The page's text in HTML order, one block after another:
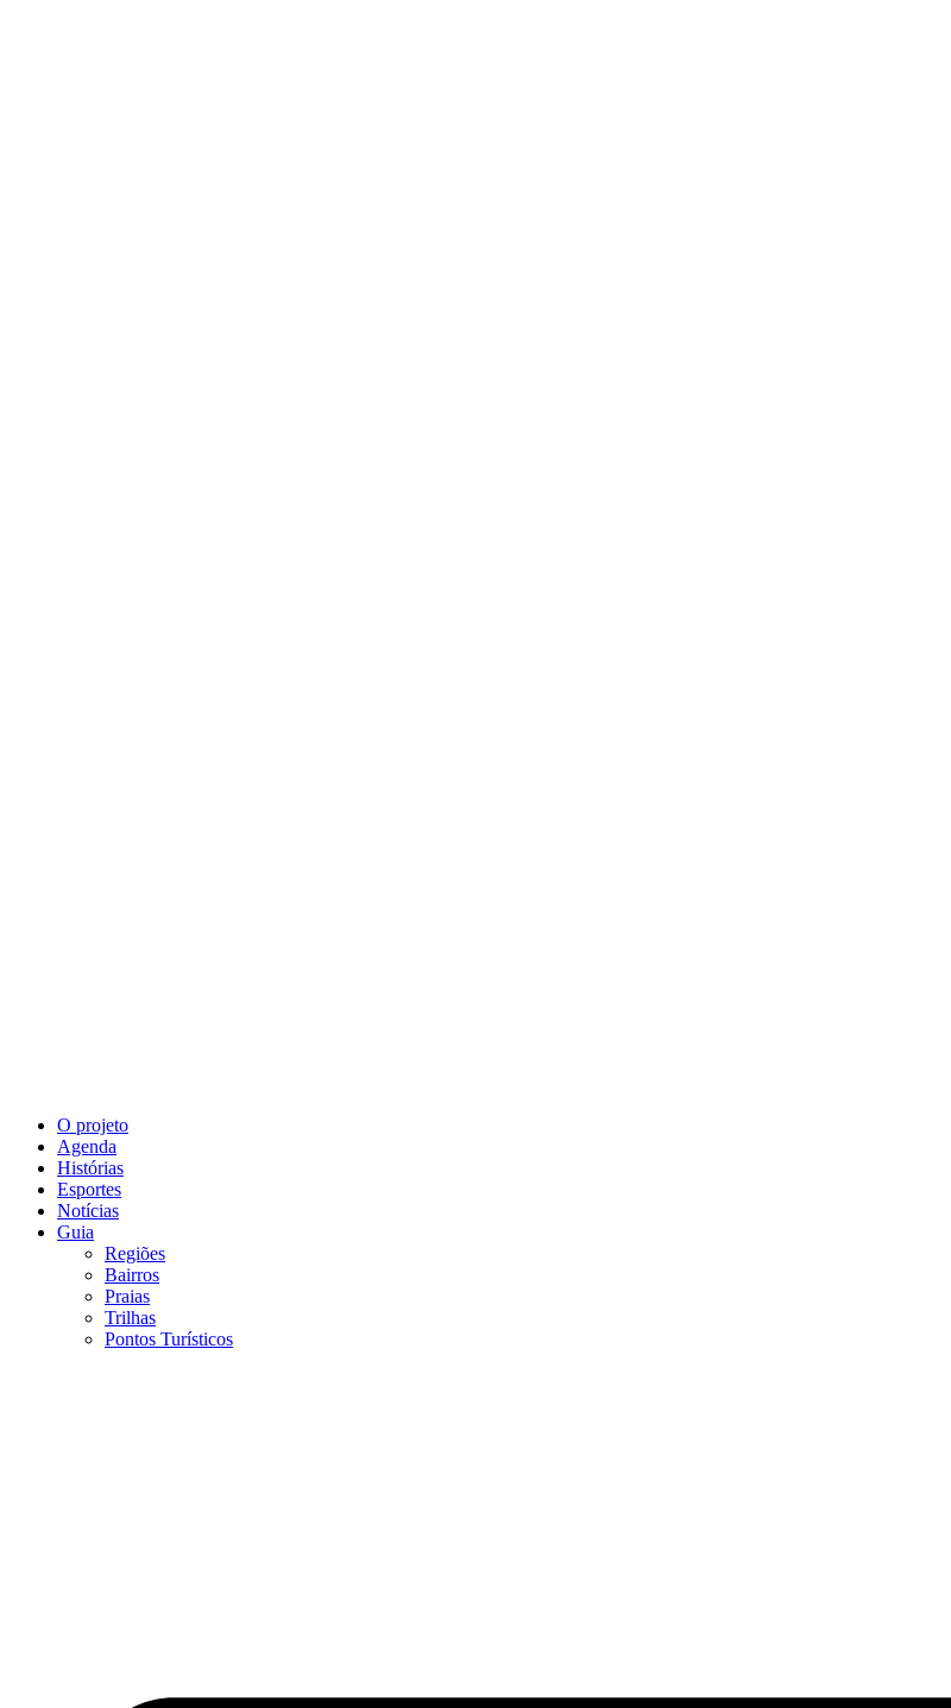
O projeto
Agenda
Histórias
Esportes
Notícias
Guia
Regiões
Bairros
Praias
Trilhas
Pontos Turísticos